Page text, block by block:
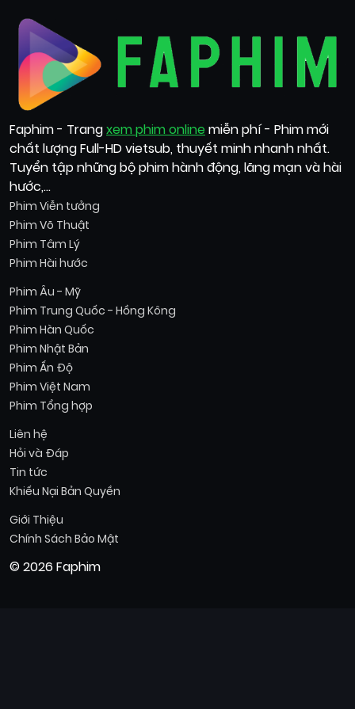
Faphim - Trangxem phim online miễn phí - Phim mới
chất lượng Full-HD vietsub, thuyết minh nhanh nhất.
Tuyển tập những bộ phim hành động, lãng mạn và hài
hước,...
Phim Viễn tưởng
Phim Võ Thuật
Phim Tâm Lý
Phim Hài hước
Phim Âu - Mỹ
Phim Trung Quốc - Hồng Kông
Phim Hàn Quốc
Phim Nhật Bản
Phim Ấn Độ
Phim Việt Nam
Phim Tổng hợp
Liên hệ
Hỏi và Đáp
Tin tức
Khiếu Nại Bản Quyền
Giới Thiệu
Chính Sách Bảo Mật
© 2026 Faphim